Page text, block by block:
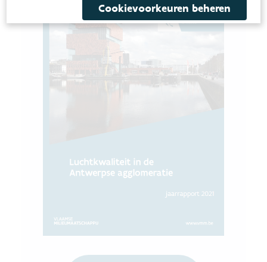
Cookievoorkeuren beheren